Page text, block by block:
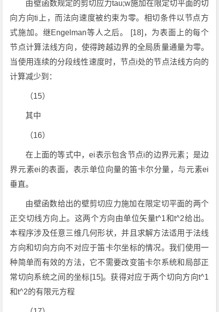
由壁函数规定的剪切应力tau;w施加在限定切平面的切
向方向ti上，而法向速度被约束为零。相切条件以节点方
式施加。继Engelman等人之后。 [18]，为表面上的每个
节点计算法线方向，使得跨越边界的全局质量通量为零。
当使用连续的分段线性速度时，节点i处的节点法线方向的
计算减少到：
（15）
其中
（16）
在上面的等式中，ei表示包含节点i的边界元素；是边
界元素ei的表面，表示单位向量的笛卡尔分量，与元素ei
垂直。
由壁函数给出的壁剪切应力施加在限定切平面的两个
正交切线方向上。这两个方向由单位矢量t^1和t^2给出。
本程序涉及任意三维几何形状，并且求解方法适用于法线
方向和切向方向不对应于笛卡尔坐标的情况。我们使用一
种简单而有效的方法，它不需要改变笛卡尔系统和局部正
常切向系统之间的坐标[15]。获得对应于两个切向方向t^1
和t^2的有限元方程